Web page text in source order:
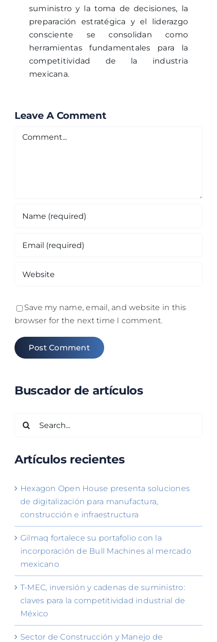
suministro y la toma de decisiones, la
preparación estratégica y el liderazgo
consciente se consolidan como
herramientas fundamentales para la
competitividad de la industria
mexicana.
Leave A Comment
Comment
Save my name, email, and website in this
browser for the next time I comment.
Buscador de artículos
Artículos recientes
Hexagon Open House presenta soluciones
de digitalización para manufactura,
construcción e infraestructura
Gilmaq fortalece su portafolio con la
incorporación de Bull Machines al mercado
mexicano
T-MEC, inversión y cadenas de suministro:
claves para la competitividad industrial de
México
Sector de Construcción y Manejo de